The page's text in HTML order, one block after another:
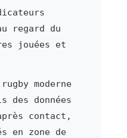
regard du
jouées et
moderne
des données
contact,
en zone de